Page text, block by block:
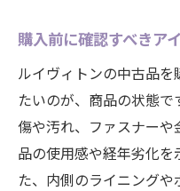
購入前に確認すべきア
ルイヴィトンの中古品
たいのが、商品の状態
傷や汚れ、ファスナー
品の使用感や経年劣化を
た、内側のライニング